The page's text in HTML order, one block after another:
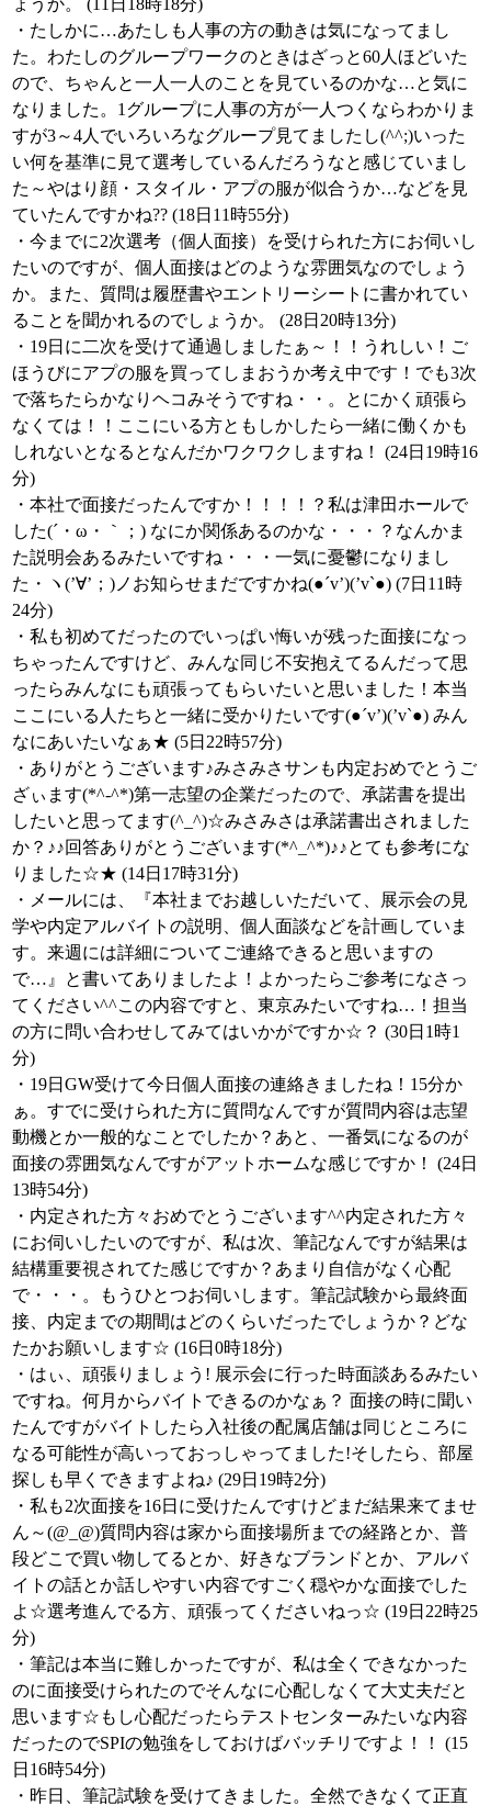
ょうか。 (11日18時18分)
・たしかに…あたしも人事の方の動きは気になってまし
た。わたしのグループワークのときはざっと60人ほどいた
ので、ちゃんと一人一人のことを見ているのかな…と気に
なりました。1グループに人事の方が一人つくならわかりま
すが3～4人でいろいろなグループ見てましたし(^^;)いった
い何を基準に見て選考しているんだろうなと感じていまし
た～やはり顔・スタイル・アプの服が似合うか…などを見
ていたんですかね?? (18日11時55分)
・今までに2次選考（個人面接）を受けられた方にお伺いし
たいのですが、個人面接はどのような雰囲気なのでしょう
か。また、質問は履歴書やエントリーシートに書かれてい
ることを聞かれるのでしょうか。 (28日20時13分)
・19日に二次を受けて通過しましたぁ～！！うれしい！ご
ほうびにアプの服を買ってしまおうか考え中です！でも3次
で落ちたらかなりヘコみそうですね・・。とにかく頑張ら
なくては！！ここにいる方ともしかしたら一緒に働くかも
しれないとなるとなんだかワクワクしますね！ (24日19時16
分)
・本社で面接だったんですか！！！！？私は津田ホールで
した(´・ω・｀；) なにか関係あるのかな・・・？なんかま
た説明会あるみたいですね・・・一気に憂鬱になりまし
た・ヽ(’∀’；)ノお知らせまだですかね(●´v’)(’v`●) (7日11時
24分)
・私も初めてだったのでいっぱい悔いが残った面接になっ
ちゃったんですけど、みんな同じ不安抱えてるんだって思
ったらみんなにも頑張ってもらいたいと思いました！本当
ここにいる人たちと一緒に受かりたいです(●´v’)(’v`●) みん
なにあいたいなぁ★ (5日22時57分)
・ありがとうございます♪みさみさサンも内定おめでとうご
ざぃます(*^-^*)第一志望の企業だったので、承諾書を提出
したいと思ってます(^_^)☆みさみさは承諾書出されました
か？♪♪回答ありがとうございます(*^_^*)♪♪とても参考にな
りました☆★ (14日17時31分)
・メールには、『本社までお越しいただいて、展示会の見
学や内定アルバイトの説明、個人面談などを計画していま
す。来週には詳細についてご連絡できると思いますの
で…』と書いてありましたよ！よかったらご参考になさっ
てください^^この内容ですと、東京みたいですね…！担当
の方に問い合わせしてみてはいかがですか☆？ (30日1時1
分)
・19日GW受けて今日個人面接の連絡きましたね！15分か
ぁ。すでに受けられた方に質問なんですが質問内容は志望
動機とか一般的なことでしたか？あと、一番気になるのが
面接の雰囲気なんですがアットホームな感じですか！ (24日
13時54分)
・内定された方々おめでとうございます^^内定された方々
にお伺いしたいのですが、私は次、筆記なんですが結果は
結構重要視されてた感じですか？あまり自信がなく心配
で・・・。もうひとつお伺いします。筆記試験から最終面
接、内定までの期間はどのくらいだったでしょうか？どな
たかお願いします☆ (16日0時18分)
・はぃ、頑張りましょう! 展示会に行った時面談あるみたい
ですね。何月からバイトできるのかなぁ？ 面接の時に聞い
たんですがバイトしたら入社後の配属店舗は同じところに
なる可能性が高いっておっしゃってました!そしたら、部屋
探しも早くできますよね♪ (29日19時2分)
・私も2次面接を16日に受けたんですけどまだ結果来てませ
ん～(@_@)質問内容は家から面接場所までの経路とか、普
段どこで買い物してるとか、好きなブランドとか、アルバ
イトの話とか話しやすい内容ですごく穏やかな面接でした
よ☆選考進んでる方、頑張ってくださいねっ☆ (19日22時25
分)
・筆記は本当に難しかったですが、私は全くできなかった
のに面接受けられたのでそんなに心配しなくて大丈夫だと
思います☆もし心配だったらテストセンターみたいな内容
だったのでSPIの勉強をしておけばバッチリですよ！！ (15
日16時54分)
・昨日、筆記試験を受けてきました。全然できなくて正直